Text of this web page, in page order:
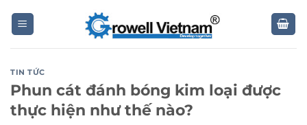
TIN TỨC
Phun cát đánh bóng kim loại được
thực hiện như thế nào?